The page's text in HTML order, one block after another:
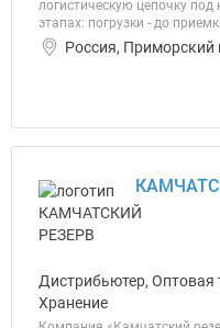
логистическую цепочку
этапах: погрузки - до
Россия, Приморский
Дистрибьютер, Оптовая
Хранение